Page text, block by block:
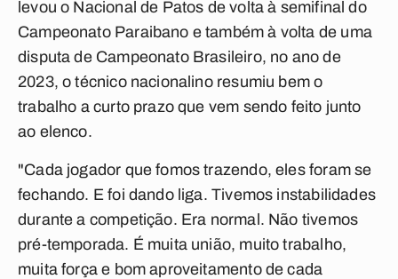
levou o Nacional de Patos de volta à semifinal do
Campeonato Paraibano e também à volta de uma
disputa de Campeonato Brasileiro, no ano de
2023, o técnico nacionalino resumiu bem o
trabalho a curto prazo que vem sendo feito junto
ao elenco.
"Cada jogador que fomos trazendo, eles foram se
fechando. E foi dando liga. Tivemos instabilidades
durante a competição. Era normal. Não tivemos
pré-temporada. É muita união, muito trabalho,
muita força e bom aproveitamento de cada